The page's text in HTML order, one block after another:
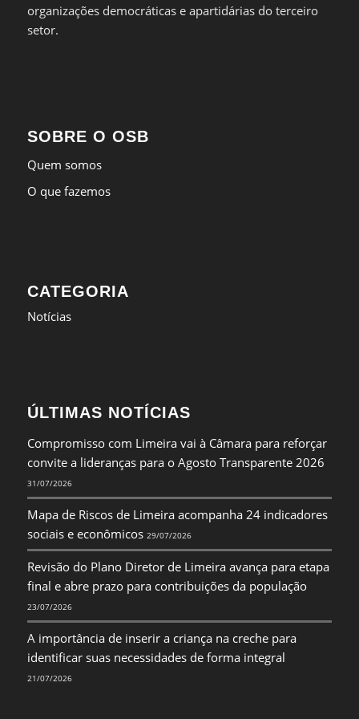
organizações democráticas e apartidárias do terceiro
setor.
SOBRE O OSB
Quem somos
O que fazemos
CATEGORIA
Notícias
ÚLTIMAS NOTÍCIAS
Compromisso com Limeira vai à Câmara para reforçar
convite a lideranças para o Agosto Transparente 2026
31/07/2026
Mapa de Riscos de Limeira acompanha 24 indicadores
sociais e econômicos 29/07/2026
Revisão do Plano Diretor de Limeira avança para etapa
final e abre prazo para contribuições da população
23/07/2026
A importância de inserir a criança na creche para
identificar suas necessidades de forma integral
21/07/2026